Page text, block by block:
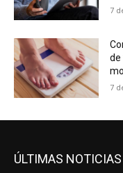
7
de
7
ÚLTIMAS NOTICIAS